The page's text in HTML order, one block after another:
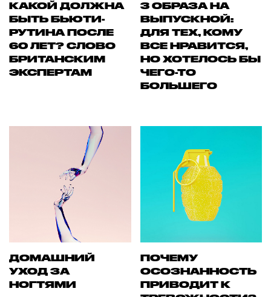
КАКОЙ ДОЛЖНА
БЫТЬ БЬЮТИ-
РУТИНА ПОСЛЕ
60 ЛЕТ? СЛОВО
БРИТАНСКИМ
ЭКСПЕРТАМ
3 ОБРАЗА НА
ВЫПУСКНОЙ:
ДЛЯ ТЕХ, КОМУ
ВСЕ НРАВИТСЯ,
НО ХОТЕЛОСЬ БЫ
ЧЕГО-ТО
БОЛЬШЕГО
ДОМАШНИЙ
УХОД ЗА
НОГТЯМИ
ПОЧЕМУ
ОСОЗНАННОСТЬ
ПРИВОДИТ К